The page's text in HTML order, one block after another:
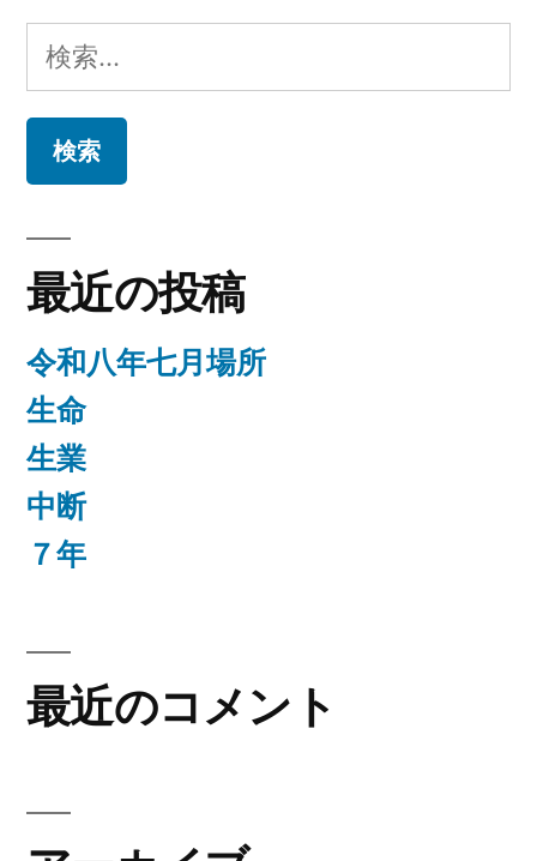
のリ
ー:
検
索:
最近の投稿
令和八年七月場所
生命
生業
中断
７年
最近のコメント